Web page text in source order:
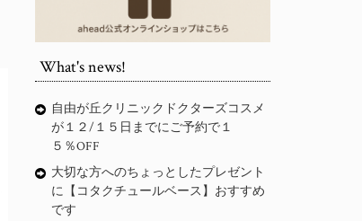
What's news!
自由が丘クリニックドクターズコスメ
が１２/１５日までにご予約で１
５％OFF
大切な方へのちょっとしたプレゼント
に【コタクチュールベース】おすすめ
です